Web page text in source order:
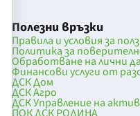
Полезни връзки
Правила и условия за
Политика за
Обработване на лични
Финансови услуги от
ДСК Дом
ДСК Агро
ДСК Управление на